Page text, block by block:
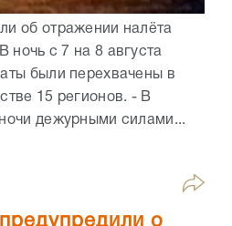
об отражении налёта
ночь с 7 на 8 августа
были перехвачены в
15 регионов. - В
дежурными силами...
о